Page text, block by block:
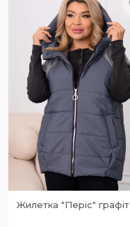
Жилетка "Періс" графіт